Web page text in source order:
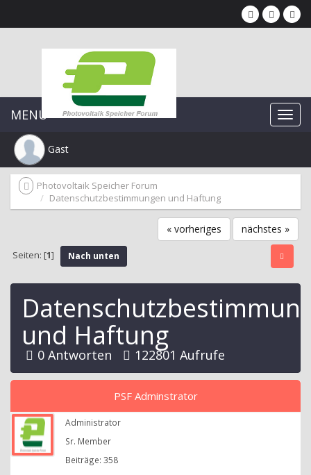
MENU
Gast
Photovoltaik Speicher Forum
Datenschutzbestimmungen und Haftung
« vorheriges nächstes »
Seiten: [1] Nach unten
und Haftung
0 Antworten 122801 Aufrufe
PSF Adminstrator
Administrator
Sr. Member
Beiträge: 358